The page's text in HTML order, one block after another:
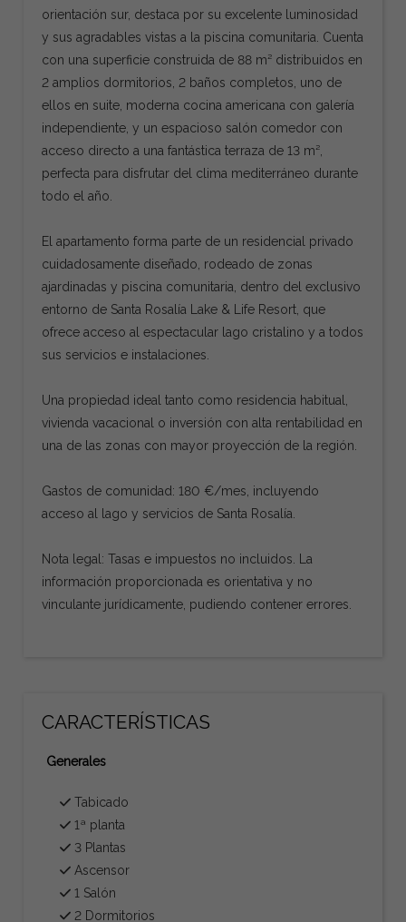
orientación sur, destaca por su excelente luminosidad
y sus agradables vistas a la piscina comunitaria. Cuenta
con una superficie construida de 88 m² distribuidos en
2 amplios dormitorios, 2 baños completos, uno de
ellos en suite, moderna cocina americana con galería
independiente, y un espacioso salón comedor con
acceso directo a una fantástica terraza de 13 m²,
perfecta para disfrutar del clima mediterráneo durante
todo el año.
El apartamento forma parte de un residencial privado
cuidadosamente diseñado, rodeado de zonas
ajardinadas y piscina comunitaria, dentro del exclusivo
entorno de Santa Rosalía Lake & Life Resort, que
ofrece acceso al espectacular lago cristalino y a todos
sus servicios e instalaciones.
Una propiedad ideal tanto como residencia habitual,
vivienda vacacional o inversión con alta rentabilidad en
una de las zonas con mayor proyección de la región.
Gastos de comunidad: 180 €/mes, incluyendo
acceso al lago y servicios de Santa Rosalía.
Nota legal: Tasas e impuestos no incluidos. La
información proporcionada es orientativa y no
vinculante jurídicamente, pudiendo contener errores.
CARACTERÍSTICAS
Generales
Tabicado
1ª planta
3 Plantas
Ascensor
1 Salón
2 Dormitorios